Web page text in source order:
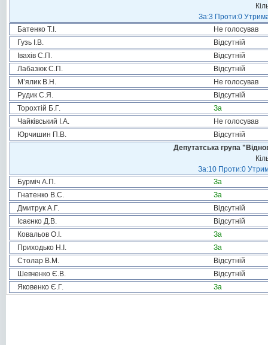
За:3 Проти:0
Батенко Т.І.
Не голосував
Гузь І.В.
Відсутній
Івахів С.П.
Відсутній
Лабазюк С.П.
Відсутній
М’ялик В.Н.
Не голосував
Рудик С.Я.
Відсутній
Торохтій Б.Г.
За
Чайківський І.А.
Не голосував
Юрчишин П.В.
Відсутній
Депутатська група
За:10 Проти:0
Бурміч А.П.
За
Гнатенко В.С.
За
Дмитрук А.Г.
Відсутній
Ісаєнко Д.В.
Відсутній
Ковальов О.І.
За
Приходько Н.І.
За
Столар В.М.
Відсутній
Шевченко Є.В.
Відсутній
Яковенко Є.Г.
За